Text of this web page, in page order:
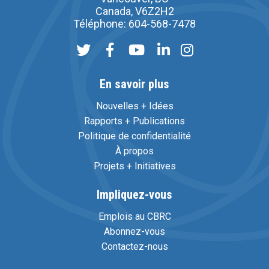
Canada, V6Z2H2
Téléphone: 604-568-7478
En savoir plus
Nouvelles + Idées
Rapports + Publications
Politique de confidentialité
À propos
Projets + Initiatives
Impliquez-vous
Emplois au CBRC
Abonnez-vous
Contactez-nous